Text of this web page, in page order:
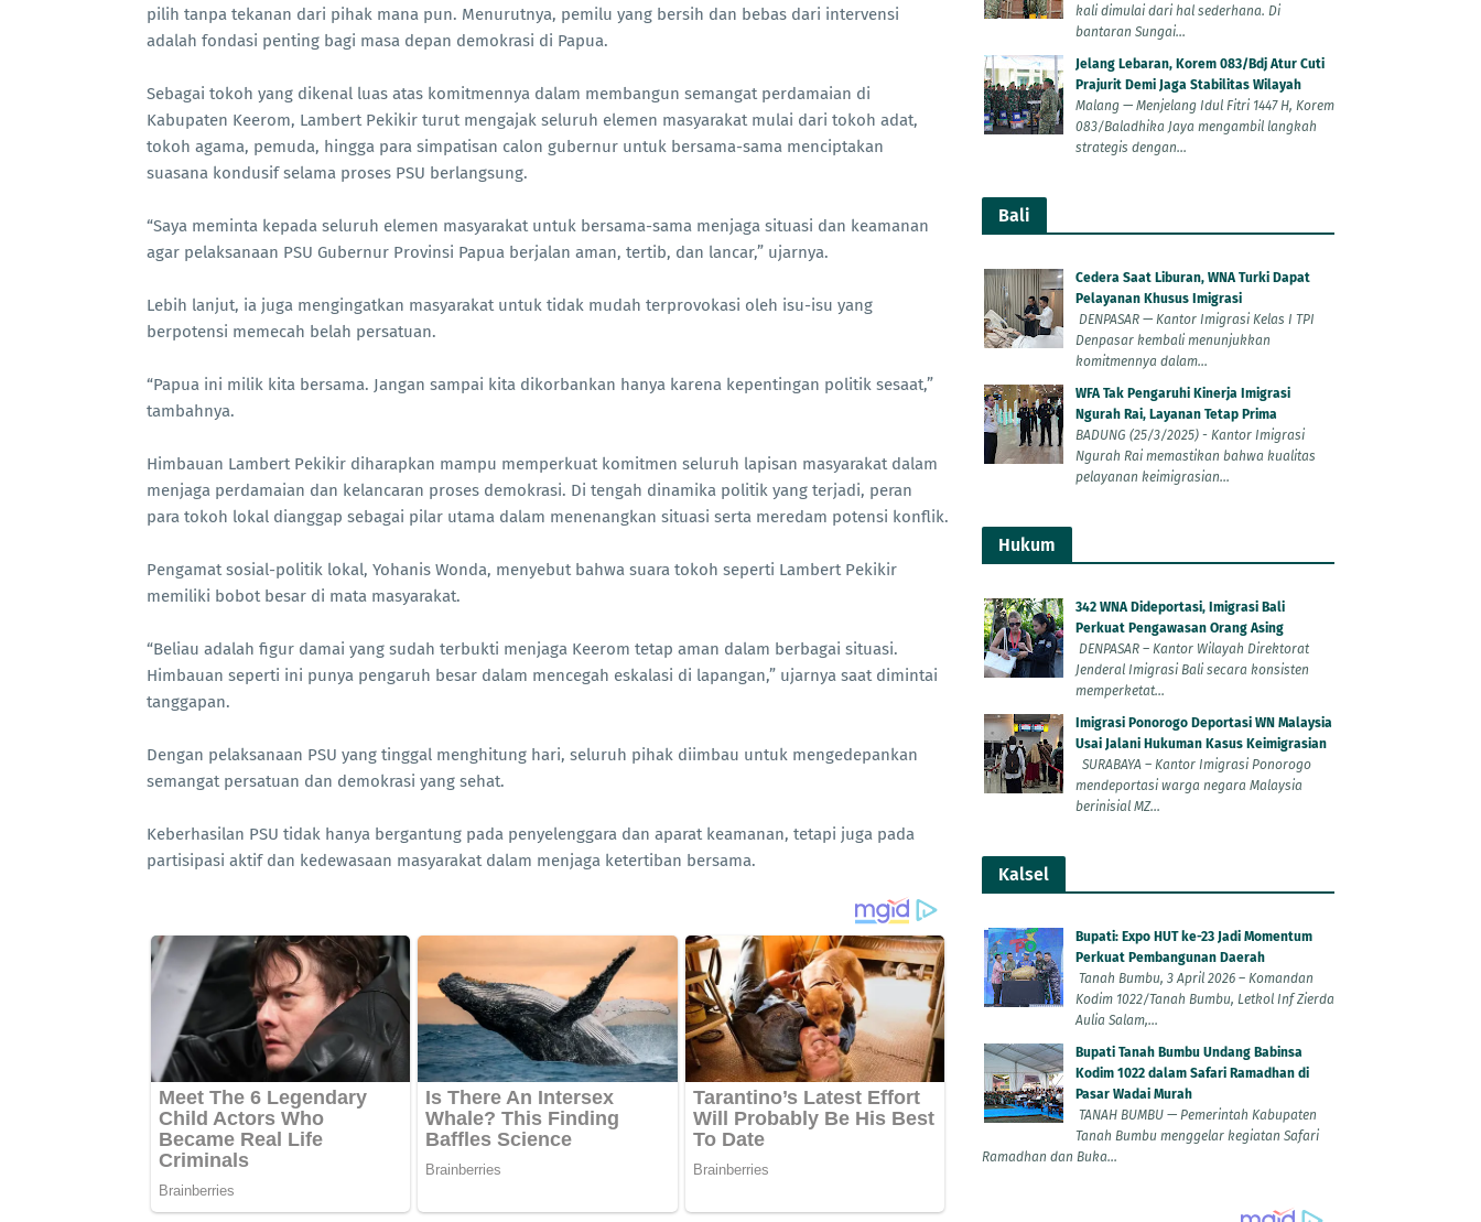
pilih tanpa tekanan dari pihak mana pun. Menurutnya, pemilu yang bersih dan bebas dari intervensi
adalah fondasi penting bagi masa depan demokrasi di Papua.
Sebagai tokoh yang dikenal luas atas komitmennya dalam membangun semangat perdamaian di
Kabupaten Keerom, Lambert Pekikir turut mengajak seluruh elemen masyarakat mulai dari tokoh adat,
tokoh agama, pemuda, hingga para simpatisan calon gubernur untuk bersama-sama menciptakan
suasana kondusif selama proses PSU berlangsung.
“Saya meminta kepada seluruh elemen masyarakat untuk bersama-sama menjaga situasi dan keamanan
agar pelaksanaan PSU Gubernur Provinsi Papua berjalan aman, tertib, dan lancar,” ujarnya.
Lebih lanjut, ia juga mengingatkan masyarakat untuk tidak mudah terprovokasi oleh isu-isu yang
berpotensi memecah belah persatuan.
“Papua ini milik kita bersama. Jangan sampai kita dikorbankan hanya karena kepentingan politik sesaat,”
tambahnya.
Himbauan Lambert Pekikir diharapkan mampu memperkuat komitmen seluruh lapisan masyarakat dalam
menjaga perdamaian dan kelancaran proses demokrasi. Di tengah dinamika politik yang terjadi, peran
para tokoh lokal dianggap sebagai pilar utama dalam menenangkan situasi serta meredam potensi konflik.
Pengamat sosial-politik lokal, Yohanis Wonda, menyebut bahwa suara tokoh seperti Lambert Pekikir
memiliki bobot besar di mata masyarakat.
“Beliau adalah figur damai yang sudah terbukti menjaga Keerom tetap aman dalam berbagai situasi.
Himbauan seperti ini punya pengaruh besar dalam mencegah eskalasi di lapangan,” ujarnya saat dimintai
tanggapan.
Dengan pelaksanaan PSU yang tinggal menghitung hari, seluruh pihak diimbau untuk mengedepankan
semangat persatuan dan demokrasi yang sehat.
Keberhasilan PSU tidak hanya bergantung pada penyelenggara dan aparat keamanan, tetapi juga pada
partisipasi aktif dan kedewasaan masyarakat dalam menjaga ketertiban bersama.
kali dimulai dari hal sederhana. Di
bantaran Sungai...
Jelang Lebaran, Korem 083/Bdj Atur Cuti
Prajurit Demi Jaga Stabilitas Wilayah
Malang — Menjelang Idul Fitri 1447 H, Korem
083/Baladhika Jaya mengambil langkah
strategis dengan...
Bali
Cedera Saat Liburan, WNA Turki Dapat
Pelayanan Khusus Imigrasi
DENPASAR — Kantor Imigrasi Kelas I TPI
Denpasar kembali menunjukkan
komitmennya dalam...
WFA Tak Pengaruhi Kinerja Imigrasi
Ngurah Rai, Layanan Tetap Prima
BADUNG (25/3/2025) - Kantor Imigrasi
Ngurah Rai memastikan bahwa kualitas
pelayanan keimigrasian...
Hukum
342 WNA Dideportasi, Imigrasi Bali
Perkuat Pengawasan Orang Asing
DENPASAR – Kantor Wilayah Direktorat
Jenderal Imigrasi Bali secara konsisten
memperketat...
Imigrasi Ponorogo Deportasi WN Malaysia
Usai Jalani Hukuman Kasus Keimigrasian
SURABAYA – Kantor Imigrasi Ponorogo
mendeportasi warga negara Malaysia
berinisial MZ...
Kalsel
Bupati: Expo HUT ke-23 Jadi Momentum
Perkuat Pembangunan Daerah
Tanah Bumbu, 3 April 2026 – Komandan
Kodim 1022/Tanah Bumbu, Letkol Inf Zierda
Aulia Salam,...
Bupati Tanah Bumbu Undang Babinsa
Kodim 1022 dalam Safari Ramadhan di
Pasar Wadai Murah
TANAH BUMBU — Pemerintah Kabupaten
Tanah Bumbu menggelar kegiatan Safari
Ramadhan dan Buka...